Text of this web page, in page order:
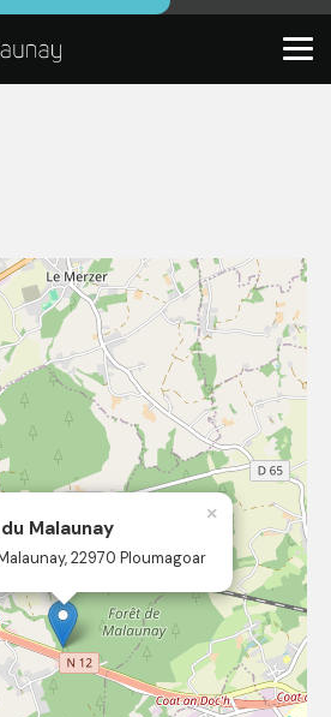
Malaunay
22970 Ploumagoar
×